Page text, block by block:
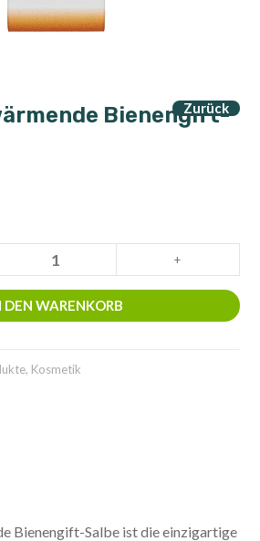
Zurück
Bienengift-
+
DEN WARENKORB
, Kosmetik
Bienengift-Salbe ist die einzigartige